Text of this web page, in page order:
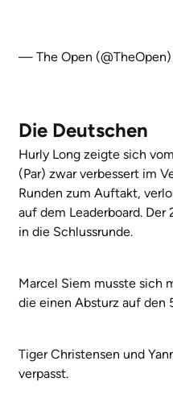
— The Open (@TheOpen)
Die Deutschen
Hurly Long zeigte sich
(Par) zwar verbessert im
Runden zum Auftakt,
auf dem Leaderboard. Der
in die Schlussrunde.
Marcel Siem musste sich
die einen Absturz auf den
Tiger Christensen und
verpasst.